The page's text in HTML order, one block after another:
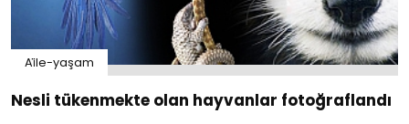
Ai̇le-yaşam
Nesli tükenmekte olan hayvanlar fotoğraflandı